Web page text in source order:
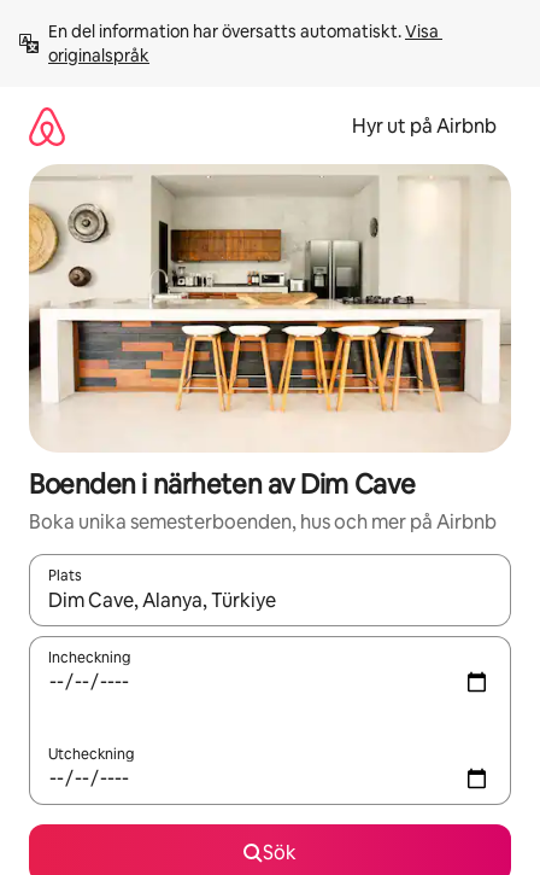
innehåll
En del information har översatts automatiskt. Visa
originalspråk
Hyr ut på Airbnb
Boenden i närheten av Dim Cave
Boka unika semesterboenden, hus och mer på Airbnb
Plats
När resultaten är tillgängliga kan du navigera med upp- och
Incheckning
Utcheckning
Sök